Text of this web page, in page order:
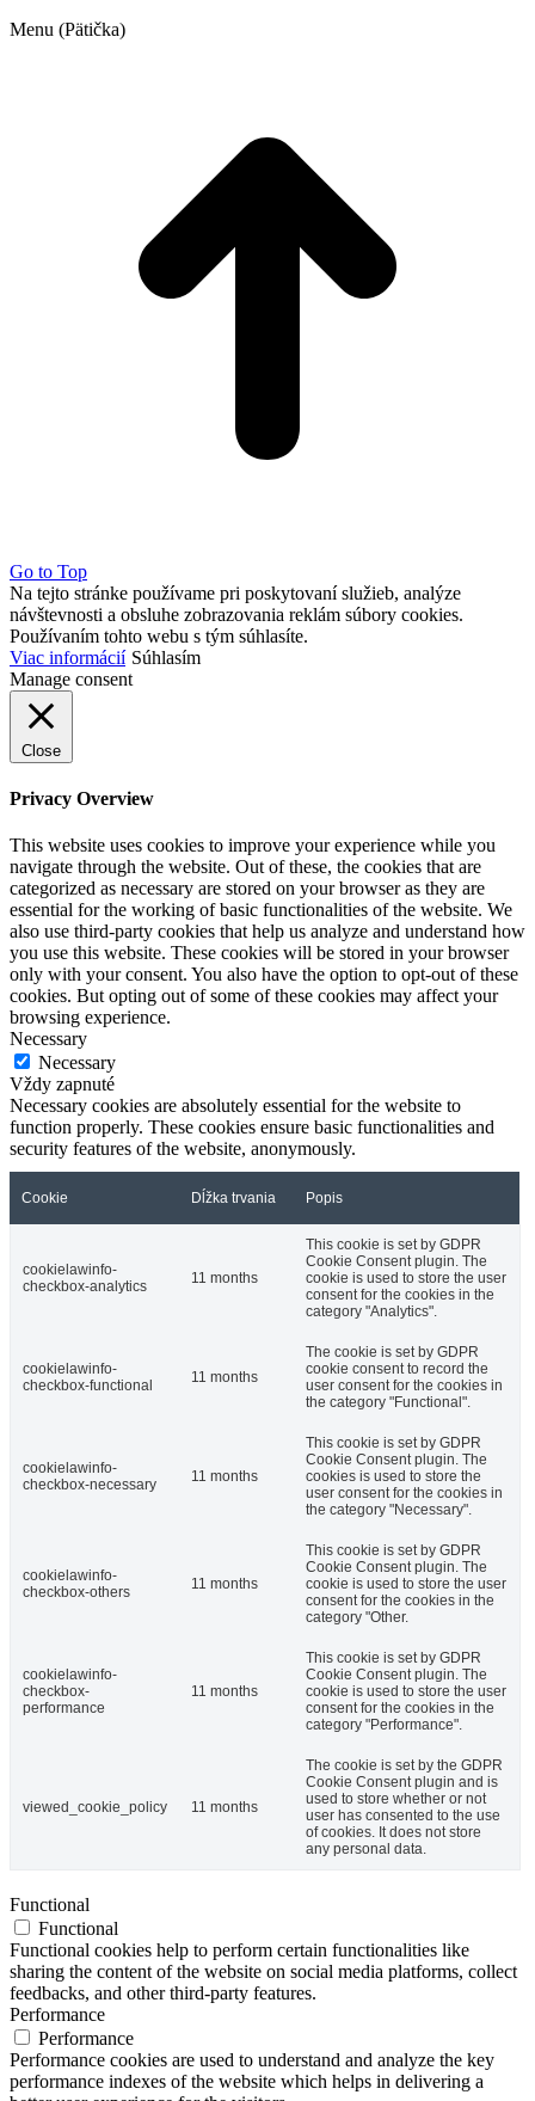
Menu (Pätička)
Go to Top
Na tejto stránke používame pri poskytovaní služieb, analýze
návštevnosti a obsluhe zobrazovania reklám súbory cookies.
Používaním tohto webu s tým súhlasíte.
Viac informácií Súhlasím
Manage consent
Close
Privacy Overview
This website uses cookies to improve your experience while you
navigate through the website. Out of these, the cookies that are
categorized as necessary are stored on your browser as they are
essential for the working of basic functionalities of the website. We
also use third-party cookies that help us analyze and understand how
you use this website. These cookies will be stored in your browser
only with your consent. You also have the option to opt-out of these
cookies. But opting out of some of these cookies may affect your
browsing experience.
Necessary
Necessary
Vždy zapnuté
Necessary cookies are absolutely essential for the website to
function properly. These cookies ensure basic functionalities and
security features of the website, anonymously.
Cookie Dĺžka trvania Popis
cookielawinfo-
checkbox-analytics
11 months
This cookie is set by GDPR
Cookie Consent plugin. The
cookie is used to store the user
consent for the cookies in the
category "Analytics".
cookielawinfo-
checkbox-functional
11 months
The cookie is set by GDPR
cookie consent to record the
user consent for the cookies in
the category "Functional".
cookielawinfo-
checkbox-necessary
11 months
This cookie is set by GDPR
Cookie Consent plugin. The
cookies is used to store the
user consent for the cookies in
the category "Necessary".
cookielawinfo-
checkbox-others
11 months
This cookie is set by GDPR
Cookie Consent plugin. The
cookie is used to store the user
consent for the cookies in the
category "Other.
cookielawinfo-
checkbox-
performance
11 months
This cookie is set by GDPR
Cookie Consent plugin. The
cookie is used to store the user
consent for the cookies in the
category "Performance".
viewed_cookie_policy 11 months
The cookie is set by the GDPR
Cookie Consent plugin and is
used to store whether or not
user has consented to the use
of cookies. It does not store
any personal data.
Functional
Functional
Functional cookies help to perform certain functionalities like
sharing the content of the website on social media platforms, collect
feedbacks, and other third-party features.
Performance
Performance
Performance cookies are used to understand and analyze the key
performance indexes of the website which helps in delivering a